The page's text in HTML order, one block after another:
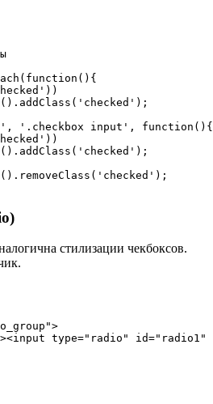
'.checkbox input', function(){
стилизации чекбоксов.
type="radio"